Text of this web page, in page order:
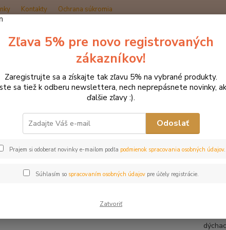
Kontakty Ochrana súkromia
Hľadať
DROMY Dýchací aparát Dromy skorocelový sirup 1000 ml
skorocelový sirup 1000 ml
Zľava 5% pre novo registrovaných
zákazníkov!
Zaregistrujte sa a získajte tak zľavu 5% na vybrané produkty.
sa tiež k odberu newslettera, nech neprepásnete novinky,
ďalšie zľavy :).
Odoslať
Prajem si odoberať novinky e-mailom podľa podmienok spracovania osobných údajov.
Súhlasím so spracovaním osobných údajov pre účely registrácie.
Zatvoriť